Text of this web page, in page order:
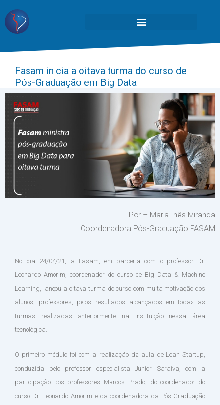
Fasam inicia a oitava turma do curso de
Pós-Graduação em Big Data
Por – Maria Inês Miranda
Coordenadora Pós-Graduação FASAM
No dia 24/04/21, a Fasam, em parceria com o professor Dr.
Leonardo Amorim, coordenador do curso de Big Data & Machine
Learning, lançou a oitava turma do curso com muita motivação dos
alunos, professores, pelos resultados alcançados em todas as
turmas realizadas anteriormente na Instituição nessa área
tecnológica.
O primeiro módulo foi com a realização da aula de Lean Startup,
conduzida pelo professor especialista Junior Saraiva, com a
participação dos professores Marcos Prado, do coordenador do
curso Dr. Leonardo Amorim e da coordenadora da Pós-Graduação